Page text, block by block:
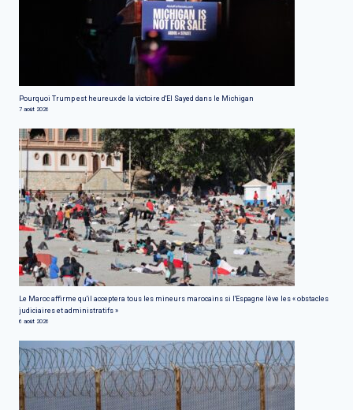
Pourquoi Trump est heureux de la victoire d'El Sayed dans le Michigan
7 août 2026
Le Maroc affirme qu'il acceptera tous les mineurs marocains si l'Espagne lève les « obstacles
judiciaires et administratifs »
6 août 2026